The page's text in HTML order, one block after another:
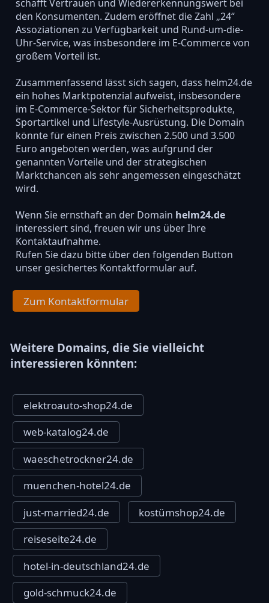
schafft Vertrauen und Wiedererkennungswert bei
den Konsumenten. Zudem eröffnet die Zahl „24“
Assoziationen zu Verfügbarkeit und Rund-um-die-
Uhr-Service, was insbesondere im E-Commerce von
großem Vorteil ist.
Zusammenfassend lässt sich sagen, dass helm24.de
ein hohes Marktpotenzial aufweist, insbesondere
im E-Commerce-Sektor für Sicherheitsprodukte,
Sportartikel und Lifestyle-Ausrüstung. Die Domain
könnte für einen Preis zwischen 2.500 und 3.500
Euro angeboten werden, was aufgrund der
genannten Vorteile und der strategischen
Marktchancen als sehr angemessen eingeschätzt
wird.
Wenn Sie ernsthaft an der Domain helm24.de
interessiert sind, freuen wir uns über Ihre
Kontaktaufnahme.
Rufen Sie dazu bitte über den folgenden Button
unser gesichertes Kontaktformular auf.
Zum Kontaktformular
Weitere Domains, die Sie vielleicht
interessieren könnten:
elektroauto-shop24.de
web-katalog24.de
waeschetrockner24.de
muenchen-hotel24.de
just-married24.de
kostümshop24.de
reiseseite24.de
hotel-in-deutschland24.de
gold-schmuck24.de